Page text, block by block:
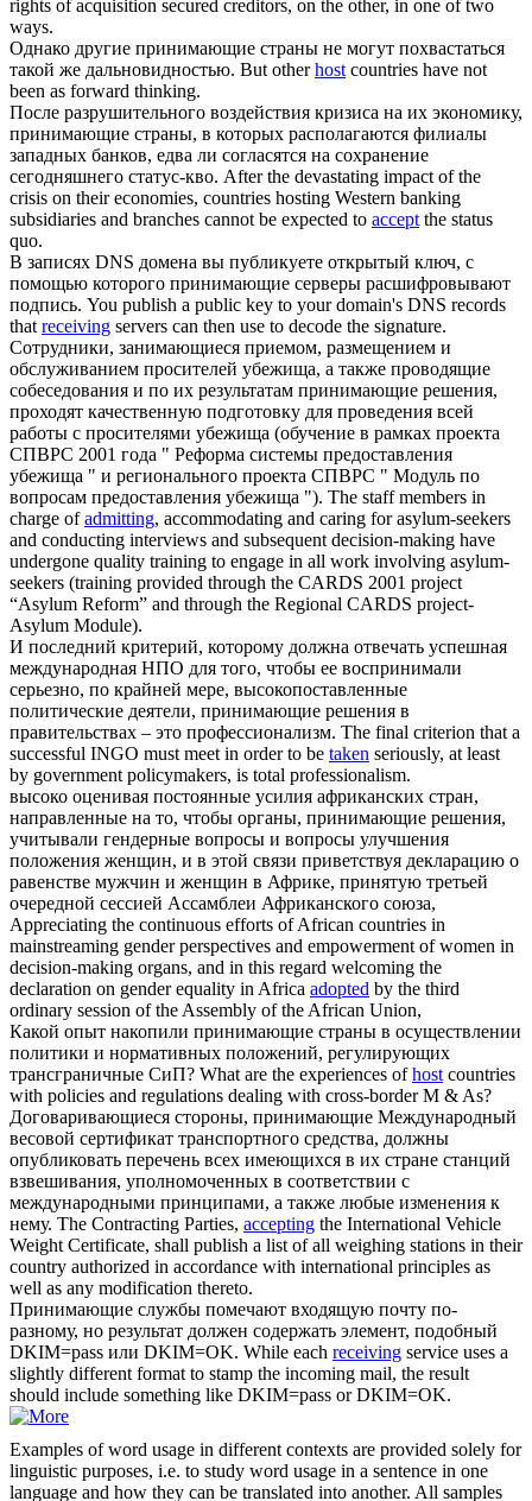
rights of acquisition secured creditors, on the other, in one of two
ways.
Однако другие принимающие страны не могут похвастаться
такой же дальновидностью. But otherhostcountries have not
been as forward thinking.
После разрушительного воздействия кризиса на их экономику,
принимающие страны, в которых располагаются филиалы
западных банков, едва ли согласятся на сохранение
сегодняшнего статус-кво. After the devastating impact of the
crisis on their economies, countries hosting Western banking
subsidiaries and branches cannot be expected to acceptthe status
quo.
В записях DNS домена вы публикуете открытый ключ, с
помощью которого принимающие серверы расшифровывают
подпись. You publish a public key to your domain's DNS records
thatreceiving servers can then use to decode the signature.
Сотрудники, занимающиеся приемом, размещением и
обслуживанием просителей убежища, а также проводящие
собеседования и по их результатам принимающие решения,
проходят качественную подготовку для проведения всей
работы с просителями убежища (обучение в рамках проекта
СПВРС 2001 года " Реформа системы предоставления
убежища " и регионального проекта СПВРС " Модуль по
вопросам предоставления убежища "). The staff members in
charge ofadmitting, accommodating and caring for asylum-seekers
and conducting interviews and subsequent decision-making have
undergone quality training to engage in all work involving asylum-
seekers (training provided through the CARDS 2001 project
“Asylum Reform” and through the Regional CARDS project-
Asylum Module).
И последний критерий, которому должна отвечать успешная
международная НПО для того, чтобы ее воспринимали
серьезно, по крайней мере, высокопоставленные
политические деятели, принимающие решения в
правительствах – это профессионализм. The final criterion that a
successful INGO must meet in order to be taken seriously, at least
by government policymakers, is total professionalism.
высоко оценивая постоянные усилия африканских стран,
направленные на то, чтобы органы, принимающие решения,
учитывали гендерные вопросы и вопросы улучшения
положения женщин, и в этой связи приветствуя декларацию о
равенстве мужчин и женщин в Африке, принятую третьей
очередной сессией Ассамблеи Африканского союза,
Appreciating the continuous efforts of African countries in
mainstreaming gender perspectives and empowerment of women in
decision-making organs, and in this regard welcoming the
declaration on gender equality in Africa adopted by the third
ordinary session of the Assembly of the African Union,
Какой опыт накопили принимающие страны в осуществлении
политики и нормативных положений, регулирующих
трансграничные СиП? What are the experiences ofhostcountries
with policies and regulations dealing with cross-border M & As?
Договаривающиеся стороны, принимающие Международный
весовой сертификат транспортного средства, должны
опубликовать перечень всех имеющихся в их стране станций
взвешивания, уполномоченных в соответствии с
международными принципами, а также любые изменения к
нему. The Contracting Parties, accepting the International Vehicle
Weight Certificate, shall publish a list of all weighing stations in their
country authorized in accordance with international principles as
well as any modification thereto.
Принимающие службы помечают входящую почту по-
разному, но результат должен содержать элемент, подобный
DKIM=pass или DKIM=OK. While each receiving service uses a
slightly different format to stamp the incoming mail, the result
should include something like DKIM=pass or DKIM=OK.
Examples of word usage in different contexts are provided solely for
linguistic purposes, i.e. to study word usage in a sentence in one
language and how they can be translated into another. All samples